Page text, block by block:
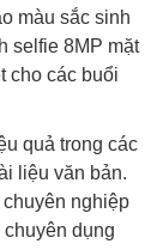
màu sắc sinh
selfie 8MP mặt
cho các buổi
quả trong các
liệu văn bản.
nghiệp
dụng